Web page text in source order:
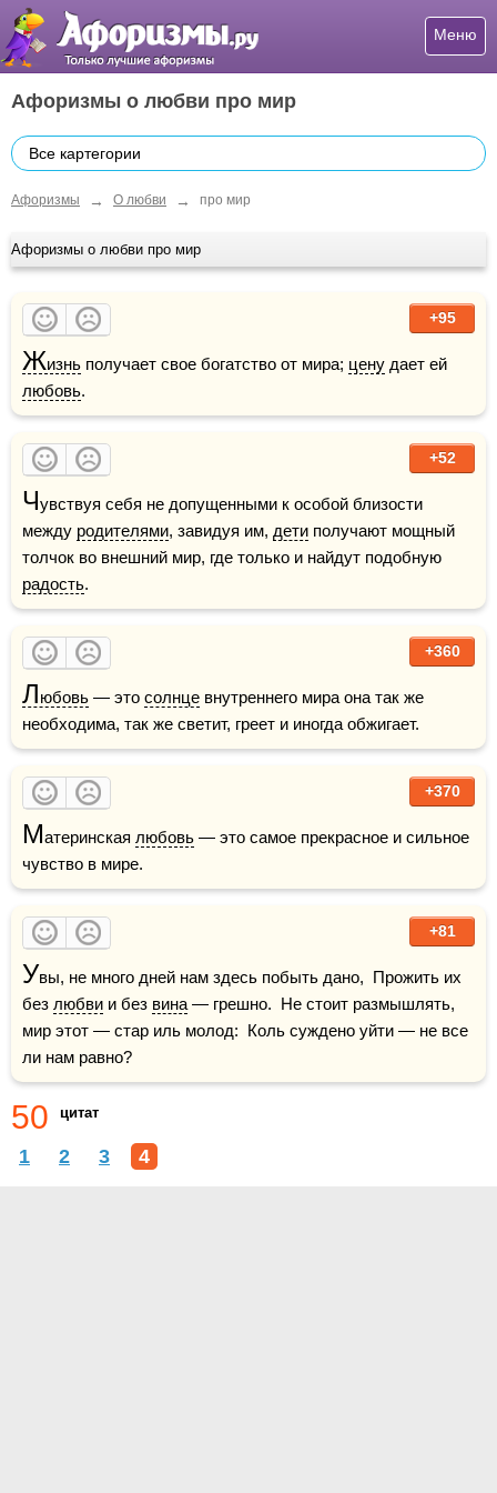
Меню
Афоризмы о любви про мир
Все картегории
Афоризмы → О любви → про мир
Афоризмы о любви про мир
+95
Жизнь получает свое богатство от мира; цену
любовь.
+52
Чувствуя себя не допущенными к особой близости
между родителями, завидуя им, дети получают мощный
радость.
+360
Любовь — это солнце внутреннего мира она так же
необходима, так же светит, греет и иногда обжигает.
+370
Материнская любовь — это самое прекрасное и сильное
чувство в мире.
+81
Увы, не много дней нам здесь побыть дано,  Прожить их
без любви и без вина — грешно.  Не стоит размышлять,
мир этот — стар иль молод:  Коль суждено уйти — не все
ли нам равно?
50 цитат
1 2 3 4